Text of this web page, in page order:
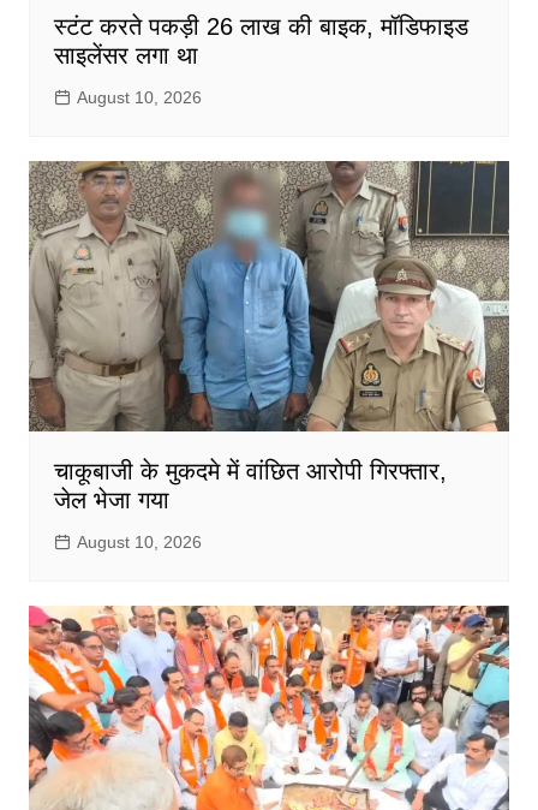
स्टंट करते पकड़ी 26 लाख की बाइक, मॉडिफाइड
साइलेंसर लगा था
August 10, 2026
चाकूबाजी के मुकदमे में वांछित आरोपी गिरफ्तार,
जेल भेजा गया
August 10, 2026